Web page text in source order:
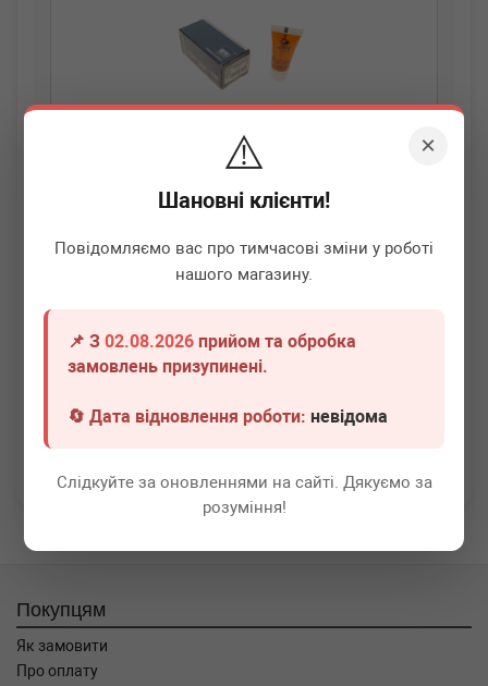
×
⚠️
Шановні клієнти!
Повідомляємо вас про тимчасові зміни у роботі
нашого магазину.
📌 З02.08.2026 прийом та обробка
замовлень призупинені.
🔄 Дата відновлення роботи:невідома
Слідкуйте за оновленнями на сайті. Дякуємо за
розуміння!
Змазка для свічок розжарювання (10г)
490 грн
Остання
Покупцям
Як замовити
Про оплату